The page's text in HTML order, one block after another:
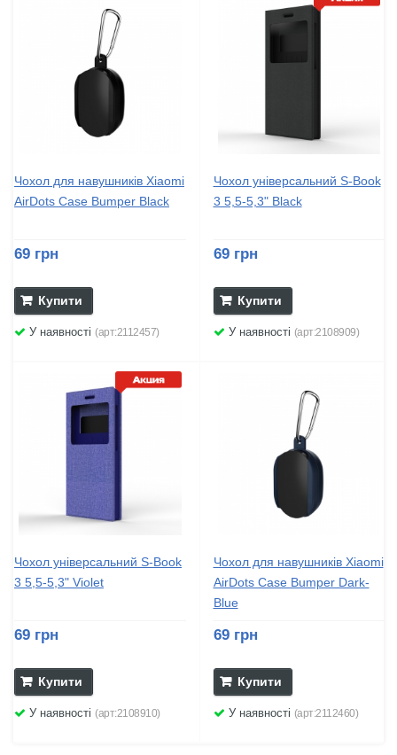
Чохол для навушників Xiaomi
AirDots Case Bumper Black
69 грн
Купити
У наявності (арт:2112457)
Чохол універсальний S-Book
3 5,5-5,3" Black
69 грн
Купити
У наявності (арт:2108909)
Чохол універсальний S-Book
3 5,5-5,3" Violet
69 грн
Купити
У наявності (арт:2108910)
Чохол для навушників Xiaomi
AirDots Case Bumper Dark-
Blue
69 грн
Купити
У наявності (арт:2112460)